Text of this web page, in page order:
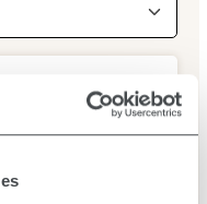
5 von 5 Sternen
300 ml